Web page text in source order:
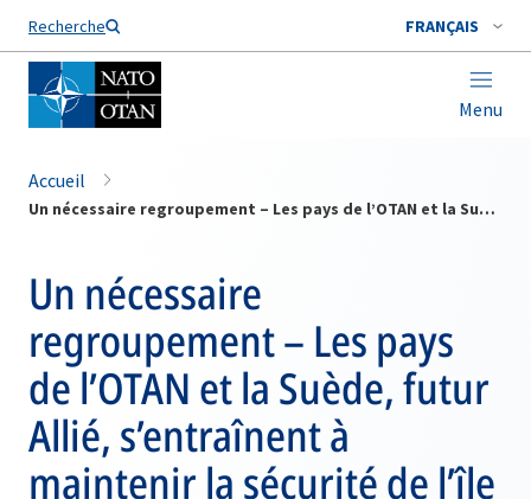
Recherche FRANÇAIS
Menu
Nom de famille*
Accueil
Un nécessaire regroupement – Les pays de l’OTAN et la Suède, futur Allié, s’entraînent à maintenir la sécurité de l’île de Gotland
Un nécessaire
regroupement – Les pays
de l’OTAN et la Suède, futur
Allié, s’entraînent à
maintenir la sécurité de l’île